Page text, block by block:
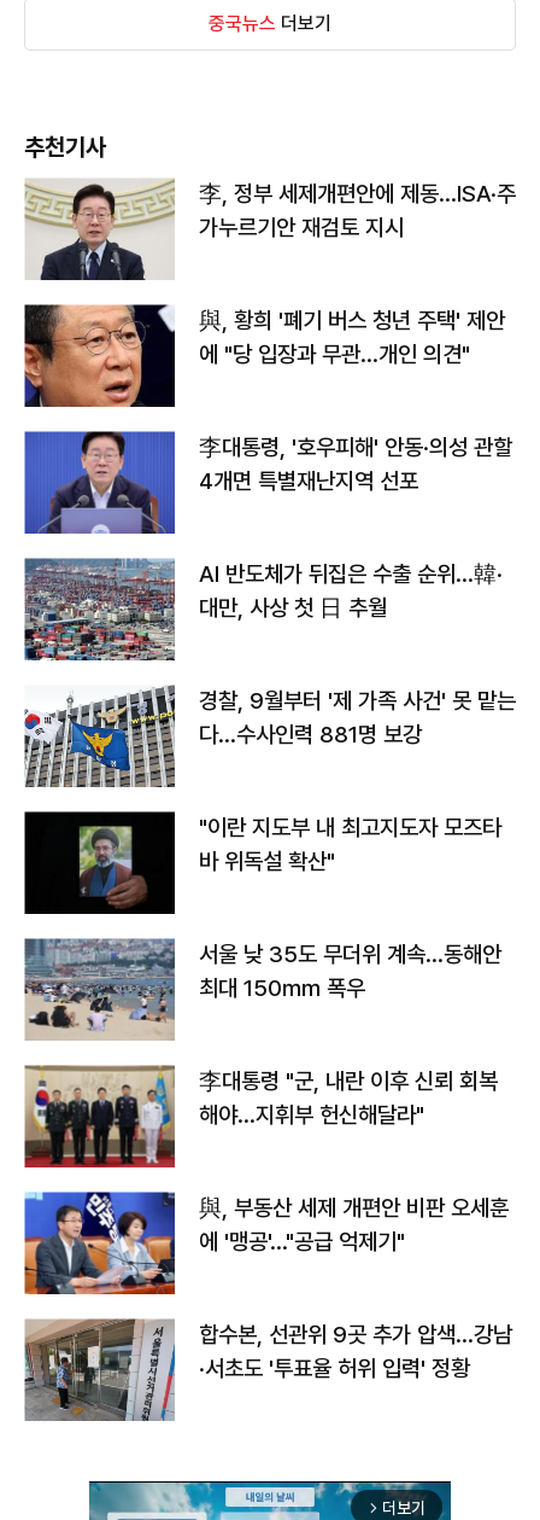
중국뉴스 더보기
추천기사
李, 정부 세제개편안에 제동…ISA·주
가누르기안 재검토 지시
與, 황희 '폐기 버스 청년 주택' 제안
에 "당 입장과 무관…개인 의견"
李대통령, '호우피해' 안동·의성 관할
4개면 특별재난지역 선포
AI 반도체가 뒤집은 수출 순위…韓·
대만, 사상 첫 日 추월
경찰, 9월부터 '제 가족 사건' 못 맡는
다…수사인력 881명 보강
"이란 지도부 내 최고지도자 모즈타
바 위독설 확산"
서울 낮 35도 무더위 계속…동해안
최대 150㎜ 폭우
李대통령 "군, 내란 이후 신뢰 회복
해야…지휘부 헌신해달라"
與, 부동산 세제 개편안 비판 오세훈
에 '맹공'…"공급 억제기"
합수본, 선관위 9곳 추가 압색…강남
·서초도 '투표율 허위 입력' 정황
arrow_forward_ios 더보기